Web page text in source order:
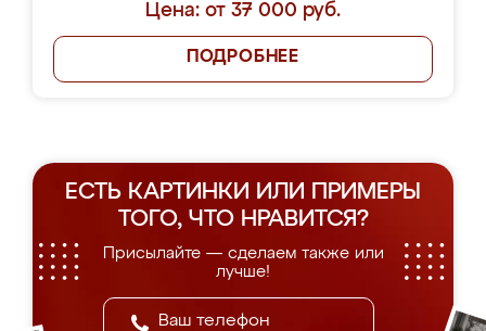
Цена: от 37 000 руб.
ПОДРОБНЕЕ
ЕСТЬ КАРТИНКИ ИЛИ ПРИМЕРЫ
ТОГО, ЧТО НРАВИТСЯ?
Присылайте — сделаем также или
лучше!